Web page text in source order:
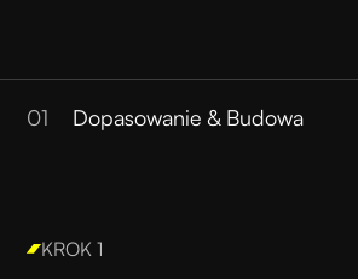
01 Dopasowanie & Budowa
KROK 1